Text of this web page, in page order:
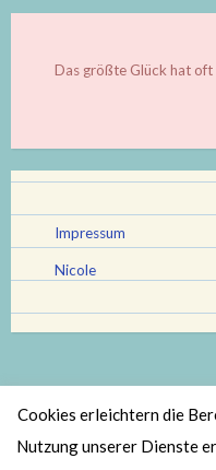
Das größte Glück hat oft
Impressum
Nicole
Stolz bereitgestellt von
Cookies erleichtern die
Nutzung unserer Dienste